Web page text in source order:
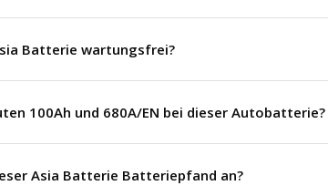
Batterie wartungsfrei?
100Ah und 680A/EN bei dieser Autobatterie?
Asia Batterie Batteriepfand an?